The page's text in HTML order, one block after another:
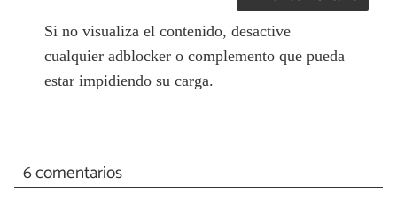
Si no visualiza el contenido, desactive
cualquier adblocker o complemento que pueda
estar impidiendo su carga.
6 comentarios